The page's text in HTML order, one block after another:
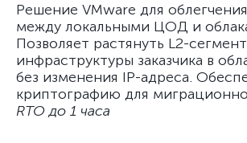
Решение VMware для
между локальными ЦОД и
Позволяет растянуть L2-
инфраструктуры заказчика в
без изменения IP-адреса.
криптографию для
RTO до 1 часа